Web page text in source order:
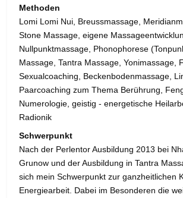
Methoden
Lomi Lomi Nui, Breussmassage,
Stone Massage, eigene
Nullpunktmassage, Phonophorese
Massage, Tantra Massage, Yonimassage,
Sexualcoaching, Beckenbodenmassage,
Paarcoaching zum Thema Berührung,
Numerologie, geistig - energetische
Radionik
Schwerpunkt
Nach der Perlentor Ausbildung 2013 bei
Grunow und der Ausbildung in Tantra
sich mein Schwerpunkt zur ganzheitlichen
Energiearbeit. Dabei im Besonderen die